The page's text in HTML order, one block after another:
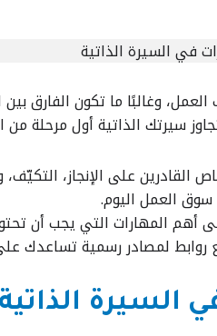
وغالبًا ما تكون الفارق
سيرتك الذاتية أول مرحلة
على الإنجاز، التكيّف،
العمل اليوم.
أهم المهارات التي يجب أن
روابط لمصادر رسمية تساعدك
السيرة